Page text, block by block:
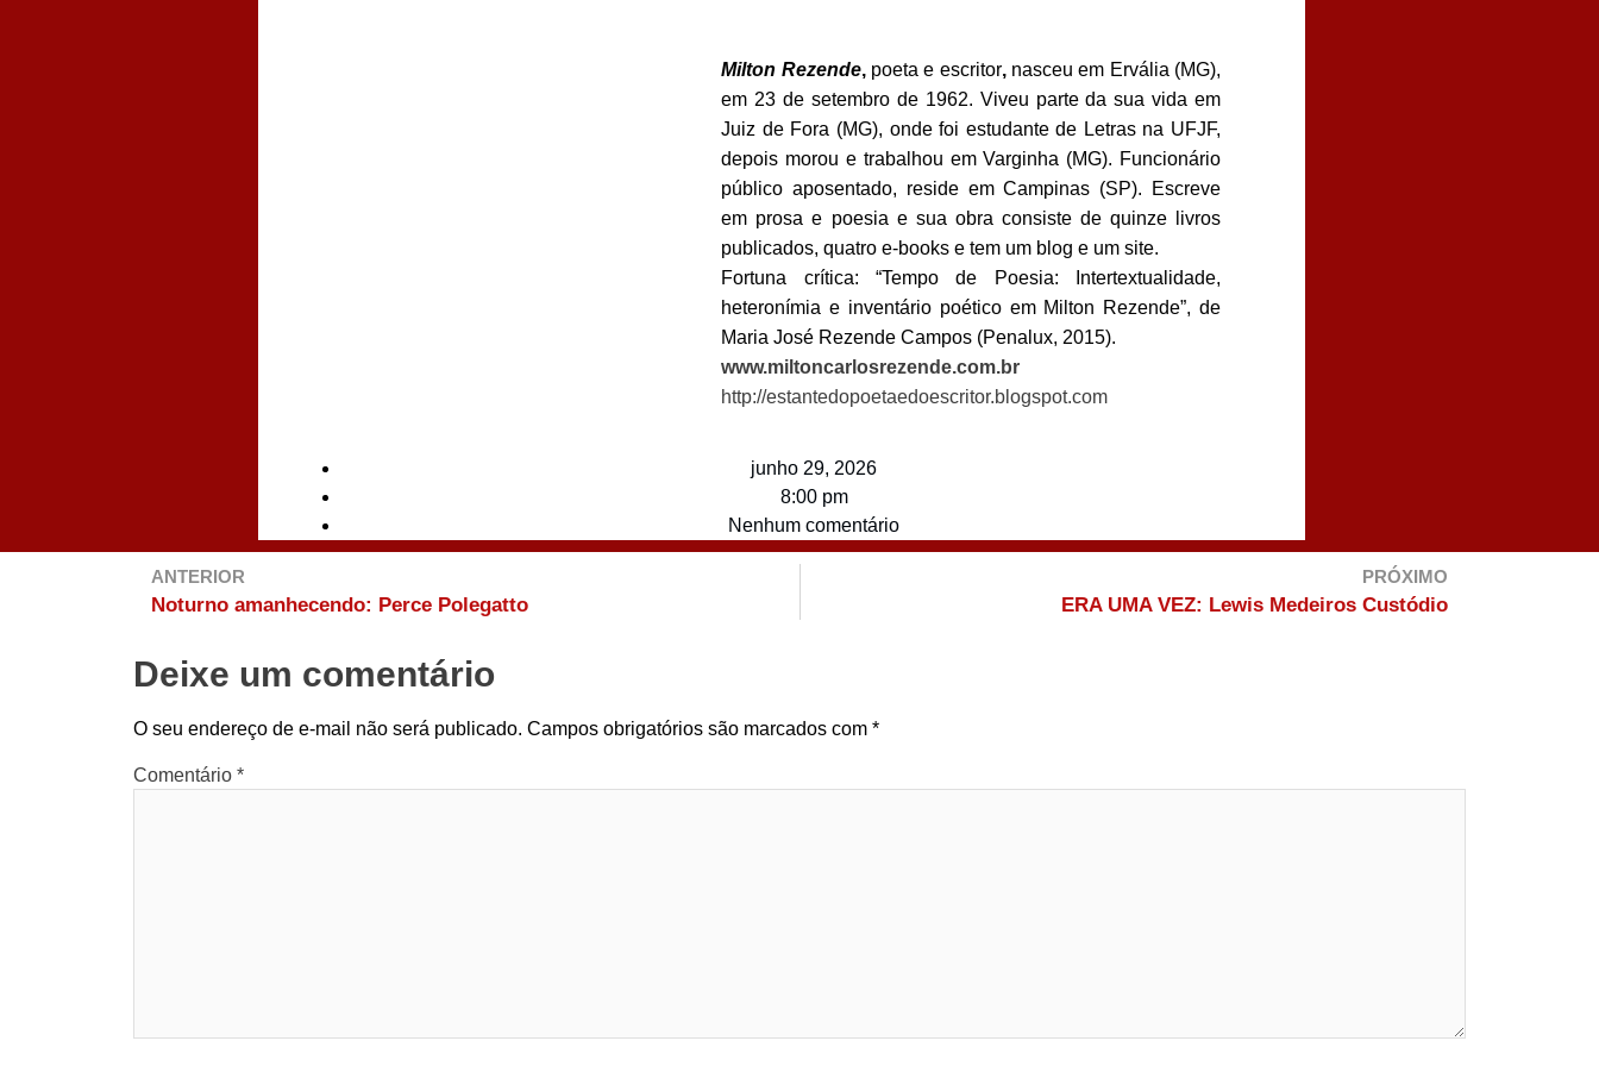
Milton Rezende, poeta e escritor,nasceu em Ervália (MG),
em 23 de setembro de 1962. Viveu parte da sua vida em
Juiz de Fora (MG), onde foi estudante de Letras na UFJF,
depois morou e trabalhou em Varginha (MG). Funcionário
público aposentado, reside em Campinas (SP). Escreve
em prosa e poesia e sua obra consiste de quinze livros
publicados, quatro e-books e tem um blog e um site.
Fortuna crítica: “Tempo de Poesia: Intertextualidade,
heteronímia e inventário poético em Milton Rezende”, de
Maria José Rezende Campos (Penalux, 2015).
www.miltoncarlosrezende.com.br
http://estantedopoetaedoescritor.blogspot.com
junho 29, 2026
8:00 pm
Nenhum comentário
ANTERIOR
Noturno amanhecendo: Perce Polegatto
PRÓXIMO
ERA UMA VEZ: Lewis Medeiros Custódio
Deixe um comentário
O seu endereço de e-mail não será publicado. Campos obrigatórios são marcados com *
Comentário *